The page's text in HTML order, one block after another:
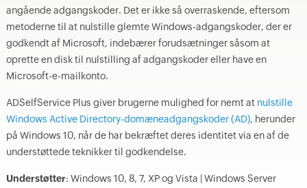
angående adgangskoder. Det er ikke så overraskende, eftersom
metoderne til at nulstille glemte Windows-adgangskoder, der er
godkendt af Microsoft, indebærer forudsætninger såsom at
oprette en disk til nulstilling af adgangskoder eller have en
Microsoft-e-mailkonto.
ADSelfService Plus giver brugerne mulighed for nemt at nulstille
Windows Active Directory-domæneadgangskoder (AD), herunder
på Windows 10, når de har bekræftet deres identitet via en af de
understøttede teknikker til godkendelse.
Understøtter: Windows 10, 8, 7, XP og Vista | Windows Server